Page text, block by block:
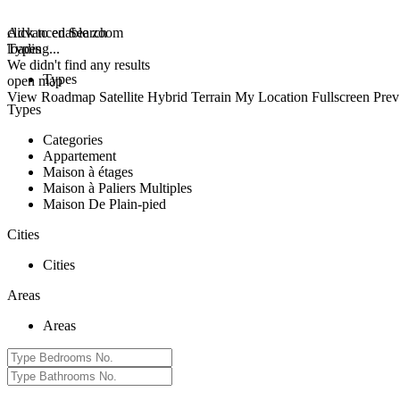
click to enable zoom
loading...
We didn't find any results
open map
View Roadmap Satellite Hybrid Terrain My Location Fullscreen Prev
Advanced Search
Types
Types
Types
Categories
Appartement
Maison à étages
Maison à Paliers Multiples
Maison De Plain-pied
Cities
Cities
Areas
Areas